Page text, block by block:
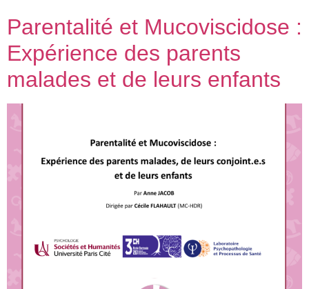
Parentalité et Mucoviscidose :
Expérience des parents
malades et de leurs enfants